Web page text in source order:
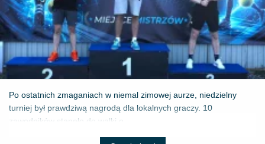
Po ostatnich zmaganiach w niemal zimowej aurze, niedzielny
turniej był prawdziwą nagrodą dla lokalnych graczy. 10
zawodników stanęło do walki o ...